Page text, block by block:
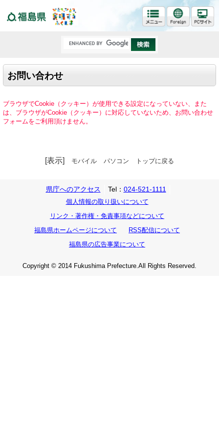
お問い合わせ
ブラウザでCookie（クッキー）が使用できる設定になっていない、また
は、ブラウザがCookie（クッキー）に対応していないため、お問い合わせ
フォームをご利用頂けません。
[表示] モバイル パソコン トップに戻る
県庁へのアクセス Tel： 024-521-1111
個人情報の取り扱いについて
リンク・著作権・免責事項などについて
福島県ホームページについて
RSS配信について
福島県の広告事業について
Copyright © 2014 Fukushima Prefecture.All Rights Reserved.